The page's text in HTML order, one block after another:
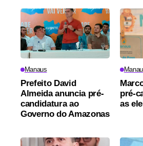
Manaus
Prefeito David
Almeida anuncia pré-
candidatura ao
Governo do Amazonas
pré-
as